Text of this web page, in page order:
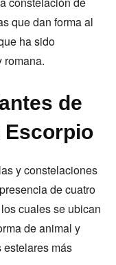
que dan forma al
ha sido
romana.
de
Escorpio
y constelaciones
de cuatro
cuales se ubican
de animal y
estelares más